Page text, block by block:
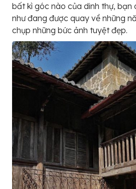
bất kì góc nào của dinh thự, bạn
như đang được quay về những
chụp những bức ảnh tuyệt đẹp.